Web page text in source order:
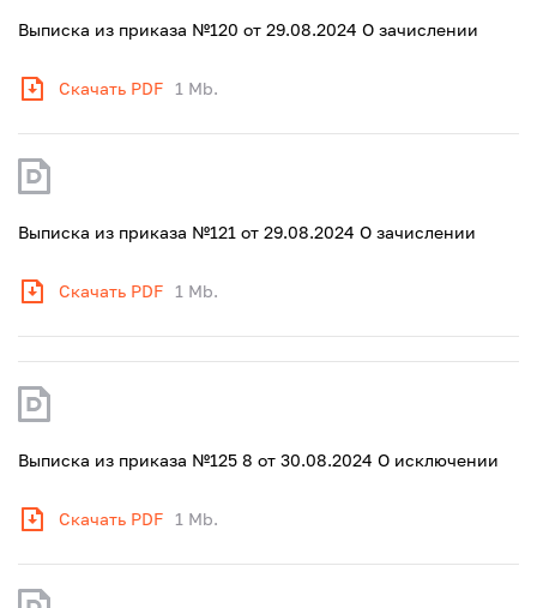
Выписка из приказа №120 от 29.08.2024 О зачислении
Скачать PDF 1 Mb.
Выписка из приказа №121 от 29.08.2024 О зачислении
Скачать PDF 1 Mb.
Выписка из приказа №125 8 от 30.08.2024 О исключении
Скачать PDF 1 Mb.